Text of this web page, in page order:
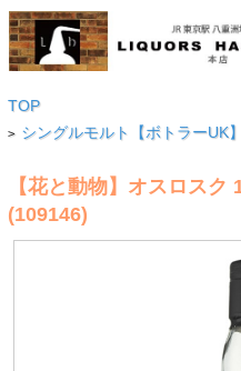
TOP
> シングルモルト【ボトラーUK】
【花と動物】オスロス
(109146)